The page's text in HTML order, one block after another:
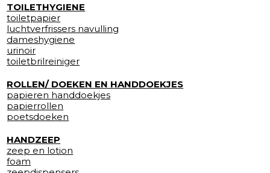
TOILETHYGIENE
toiletpapier
luchtverfrissers navulling
dameshygiene
urinoir
toiletbrilreiniger
ROLLEN/ DOEKEN EN HANDDOEKJES
papieren handdoekjes
papierrollen
poetsdoeken
HANDZEEP
zeep en lotion
foam